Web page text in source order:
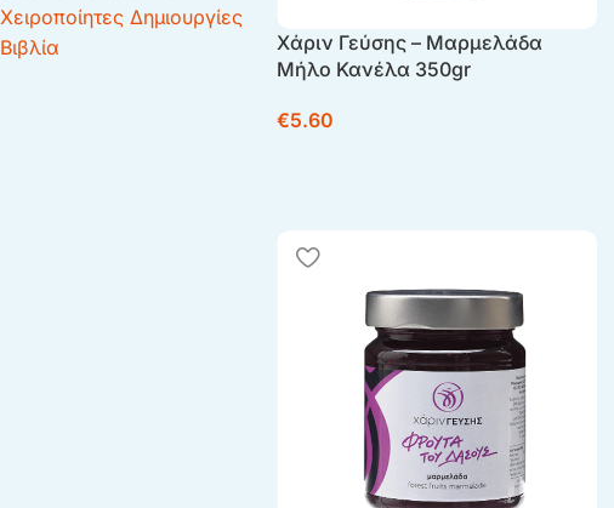
Χειροποίητες Δημιουργίες
Βιβλία
Χάριν Γεύσης – Μαρμελάδα
Μήλο Κανέλα 350gr
€5.60